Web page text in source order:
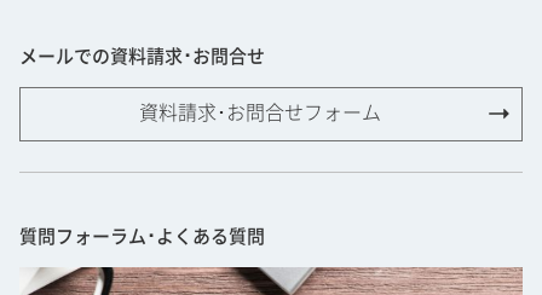
メールでの資料請求･お問合せ
資料請求･お問合せフォーム
質問フォーラム･よくある質問